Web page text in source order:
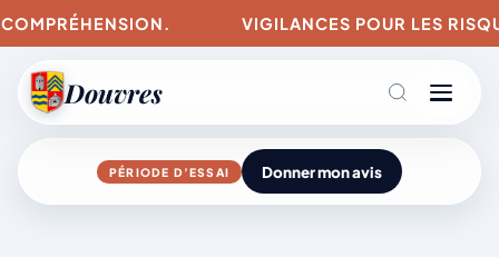
VIGILANCES POUR LES
Douvres
Agenda
PÉRIODE D’ESSAI Donner mon avis